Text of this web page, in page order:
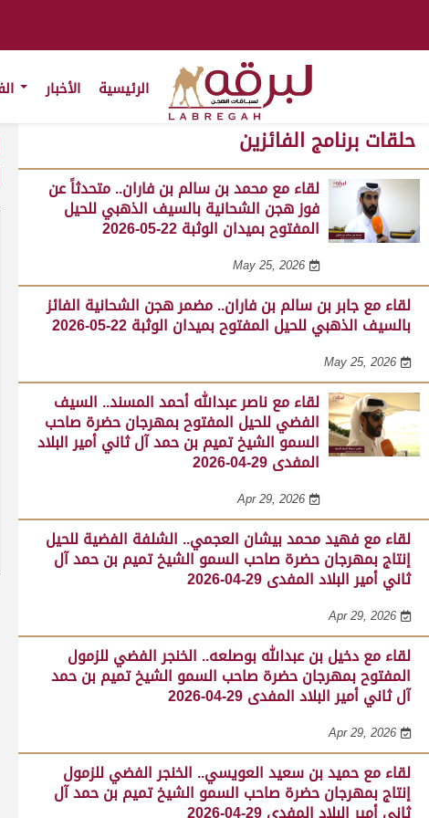
الرئيسية الأخبار
حلقات برنامج الفائزين
لقاء مع محمد بن سالم بن فاران.. متحدثاً عن
فوز هجن الشحانية بالسيف الذهبي للحيل
المفتوح بميدان الوثبة 22-05-2026
May 25, 2026
لقاء مع جابر بن سالم بن فاران.. مضمر هجن الشحانية الفائز
بالسيف الذهبي للحيل المفتوح بميدان الوثبة 22-05-2026
May 25, 2026
لقاء مع ناصر عبدالله أحمد المسند.. السيف
الفضي للحيل المفتوح بمهرجان حضرة صاحب
السمو الشيخ تميم بن حمد آل ثاني أمير البلاد
المفدى 29-04-2026
Apr 29, 2026
لقاء مع فهيد محمد بيشان العجمي.. الشلفة الفضية للحيل
إنتاج بمهرجان حضرة صاحب السمو الشيخ تميم بن حمد آل
ثاني أمير البلاد المفدى 29-04-2026
Apr 29, 2026
لقاء مع دخيل بن عبدالله بوصلعه.. الخنجر الفضي للزمول
المفتوح بمهرجان حضرة صاحب السمو الشيخ تميم بن حمد
آل ثاني أمير البلاد المفدى 29-04-2026
Apr 29, 2026
لقاء مع حميد بن سعيد العويسي.. الخنجر الفضي للزمول
إنتاج بمهرجان حضرة صاحب السمو الشيخ تميم بن حمد آل